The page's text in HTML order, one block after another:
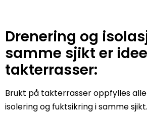
Drenering og
samme sjikt er
takterrasser:
Brukt på takterrasser oppfylles
isolering og fuktsikring i samme